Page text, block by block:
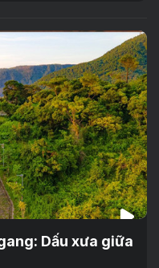
Dấu xưa giữa